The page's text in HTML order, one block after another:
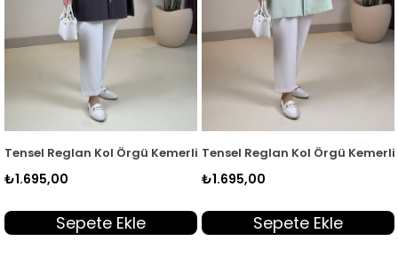
Kiremit EYL 2172
Kol Örgü Kemerli Kadın Tunik Acı Kahve EYL 2172
Sepete Ekle
Tensel Reglan Kol Örgü Kemerli Kadın
₺1.695,00
Sepete Ekle
Tensel